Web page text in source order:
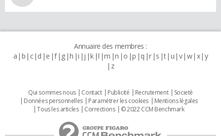
Annuaire des membres :
a b c d e f g h i j k l m n o p q r s t u v w x y
z
Qui sommes nous Contact Publicité Recrutement
Societé
Données personnelles
Paramétrer les cookies
Mentions légales
Tous les articles
Corrections © 2022 CCM Benchmark